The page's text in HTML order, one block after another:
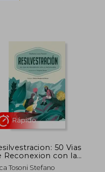
€
€
5%
dcto.
50 Vias
Reconexion con la
Tosoni Stefano